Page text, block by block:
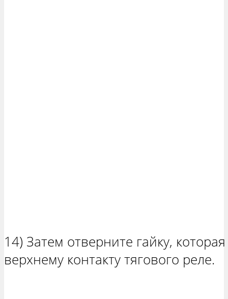
14) Затем отверните гайку,
верхнему контакту тягового реле.